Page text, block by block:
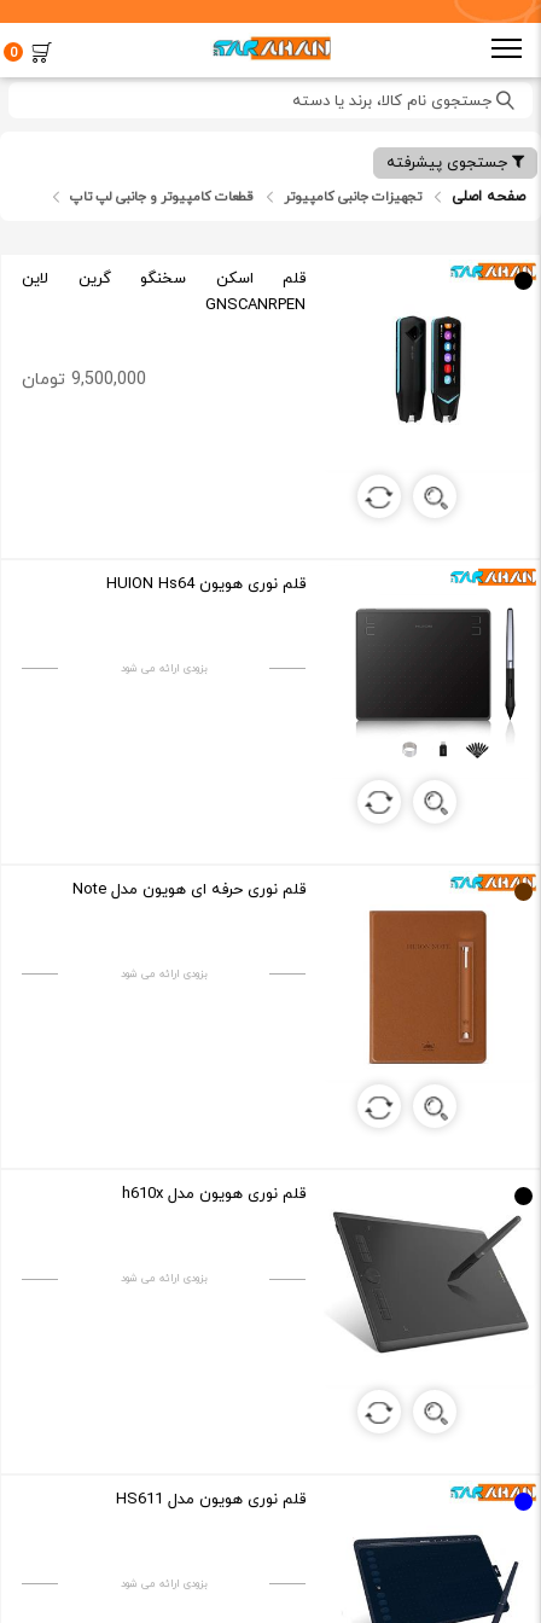
0
جستجوی نام کالا، برند یا دسته
صفحه اصلی تجهیزات جانبی کامپیوتر قطعات کامپیوتر و جانبی لپ تاپ
قلم اسکن سخنگو گرین لاین
GNSCANRPEN
9,500,000 تومان
قلم نوری هویون HUION Hs64
بزودی ارائه می شود
قلم نوری حرفه ای هویون مدل Note
بزودی ارائه می شود
قلم نوری هویون مدل h610x
بزودی ارائه می شود
قلم نوری هویون مدل HS611
بزودی ارائه می شود